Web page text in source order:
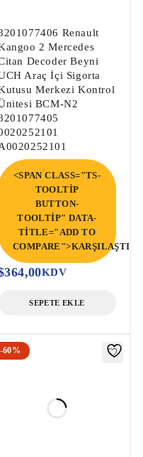
Renault
2 Mercedes
Decoder Beyni
Araç İçi Sigorta
Merkezi Kontrol
BCM-N2
<SPAN CLASS="TS-
TOOLTIP
BUTTON-
TOOLTIP" DATA-
TITLE="ADD TO
364,00KDV
SEPETE EKLE
-60%